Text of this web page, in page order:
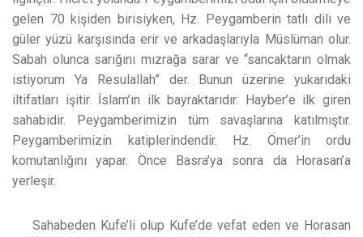
gelen 70 kişiden birisiyken, Hz. Peygamberin tatlı dili ve
güler yüzü karşısında erir ve arkadaşlarıyla Müslüman olur.
Sabah olunca sarığını mızrağa sarar ve “sancaktarın olmak
istiyorum Ya Resulallah” der. Bunun üzerine yukarıdaki
iltifatları işitir. İslam’ın ilk bayraktarıdır. Hayber’e ilk giren
sahabidir. Peygamberimizin tüm savaşlarına katılmıştır.
Peygamberimizin katiplerindendir. Hz. Ömer’in ordu
komutanlığını yapar. Önce Basra’ya sonra da Horasan’a
yerleşir.
Sahabeden Kufe’li olup Kufe’de vefat eden ve Horasan